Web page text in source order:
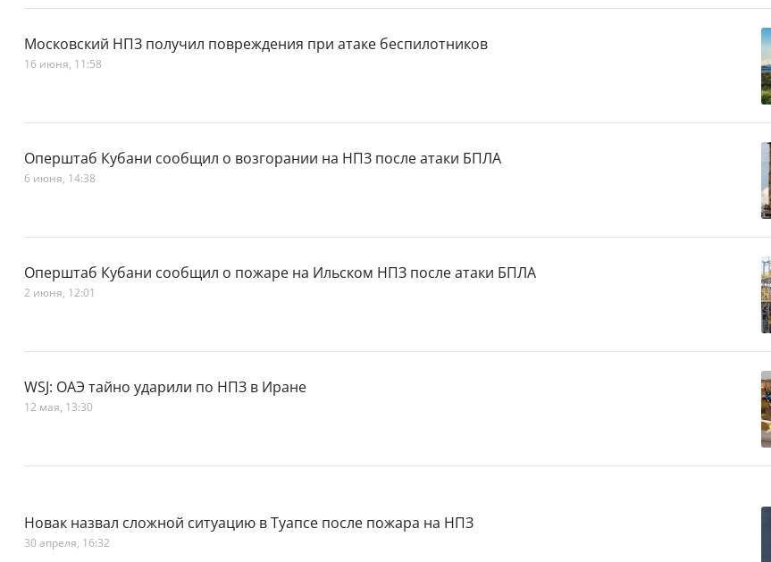
Московский НПЗ получил повреждения при атаке беспилотников
16 июня, 11:58
Оперштаб Кубани сообщил о возгорании на НПЗ после атаки БПЛА
6 июня, 14:38
Оперштаб Кубани сообщил о пожаре на Ильском НПЗ после атаки БПЛА
2 июня, 12:01
WSJ: ОАЭ тайно ударили по НПЗ в Иране
12 мая, 13:30
Новак назвал сложной ситуацию в Туапсе после пожара на НПЗ
30 апреля, 16:32